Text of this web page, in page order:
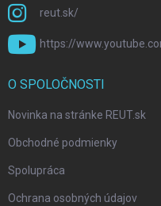
reut.sk/
https://
O SPOLOČNOSTI
Novinka na stránke REUT.sk
Obchodné podmienky
Spolupráca
Ochrana osobných údajov